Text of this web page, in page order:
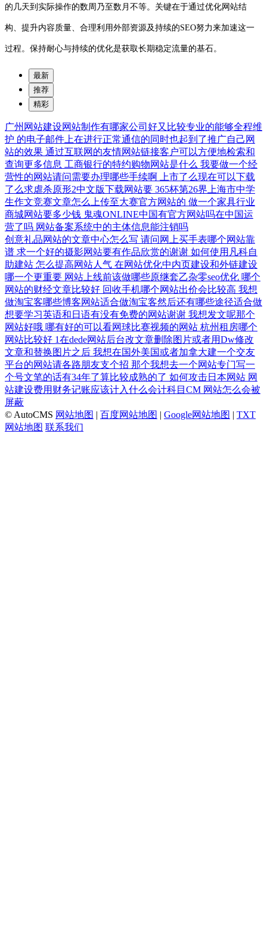
的几天到实际操作的数周乃至数月不等。关键在于通过优化网站结
构、提升内容质量、合理利用外部资源及持续的SEO努力来加速这一
过程。保持耐心与持续的优化是获取长期稳定流量的基石。
最新
推荐
精彩
广州网站建设网站制作有哪家公司好又比较专业的能够全程维
护 的电子邮件上在进行正常通信的同时也起到了推广自己网
站的效果 通过互联网的友情网站链接客户可以方便地检索和
查询更多信息 工商银行的特约购物网站是什么 我要做一个经
营性的网站请问需要办理哪些手续啊
上市了么现在可以下载
了么求虐杀原形2中文版下载网站要 365杯第26界上海市中学
生作文竞赛文章怎么上传至大赛官方网站的 做一个家具行业
商城网站要多少钱 鬼魂ONLINE中国有官方网站吗在中国运
营了吗 网站备案系统中的主体信息能注销吗
创意礼品网站的文章中心怎么写 请问网上买手表哪个网站靠
谱 求一个好的摄影网站要有作品欣赏的谢谢 如何使用凡科自
助建站 怎么提高网站人气 在网站优化中内页建设和外链建设
哪一个更重要 网站上线前该做哪些原继套乙杂零seo优化 哪个
网站的财经文章比较好 回收手机哪个网站出价会比较高 我想
做淘宝客哪些博客网站适合做淘宝客然后还有哪些途径适合做
想要学习英语和日语有没有免费的网站谢谢 我想发文呢那个
网站好哦 哪有好的可以看网球比赛视频的网站 杭州租房哪个
网站比较好 1在dede网站后台改文章删除图片或者用Dw修改
文章和替换图片之后 我想在国外美国或者加拿大建一个交友
平台的网站请各路朋友支个招 那个我想去一个网站专门写一
个号文笔的话有34年了算比较成熟的了 如何攻击日本网站 网
站建设费用财务记账应该计入什么会计科目CM 网站怎么会被
屏蔽
© AutoCMS 网站地图 | 百度网站地图 | Google网站地图 | TXT
网站地图 联系我们